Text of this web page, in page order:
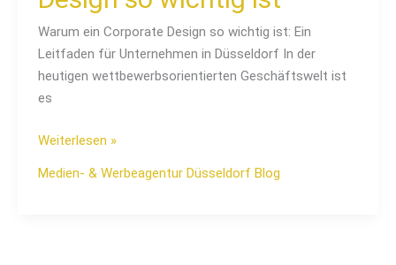
Warum ein Corporate Design so wichtig ist: Ein
Leitfaden für Unternehmen in Düsseldorf In der
heutigen wettbewerbsorientierten Geschäftswelt ist
es
Weiterlesen »
Medien- & Werbeagentur Düsseldorf Blog